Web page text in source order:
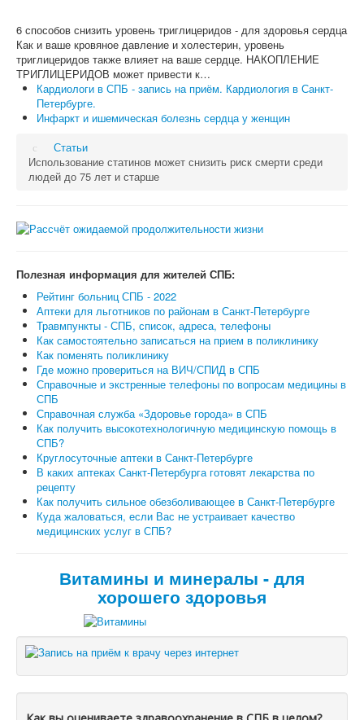
6 способов снизить уровень триглицеридов - для здоровья сердца
Как и ваше кровяное давление и холестерин, уровень
триглицеридов также влияет на ваше сердце. НАКОПЛЕНИЕ
ТРИГЛИЦЕРИДОВ может привести к…
Кардиологи в СПБ - запись на приём. Кардиология в Санкт-
Петербурге.
Инфаркт и ишемическая болезнь сердца у женщин
Статьи
Использование статинов может снизить риск смерти среди
людей до 75 лет и старше
Полезная информация для жителей СПБ:
Рейтинг больниц СПБ - 2022
Аптеки для льготников по районам в Санкт-Петербурге
Травмпункты - СПБ, список, адреса, телефоны
Как самостоятельно записаться на прием в поликлинику
Как поменять поликлинику
Где можно провериться на ВИЧ/СПИД в СПБ
Справочные и экстренные телефоны по вопросам медицины в
СПБ
Справочная служба «Здоровье города» в СПБ
Как получить высокотехнологичную медицинскую помощь в
СПБ?
Круглосуточные аптеки в Санкт-Петербурге
В каких аптеках Санкт-Петербурга готовят лекарства по
рецепту
Как получить сильное обезболивающее в Санкт-Петербурге
Куда жаловаться, если Вас не устраивает качество
медицинских услуг в СПБ?
Витамины и минералы - для
хорошего здоровья